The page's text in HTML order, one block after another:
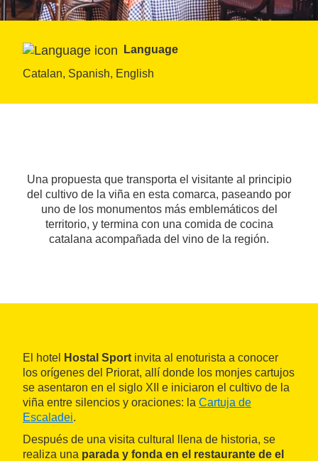
Language
Catalan, Spanish, English
Una propuesta que transporta el visitante al principio
del cultivo de la viña en esta comarca, paseando por
uno de los monumentos más emblemáticos del
territorio, y termina con una comida de cocina
catalana acompañada del vino de la región.
El hotel Hostal Sport invita al enoturista a conocer
los orígenes del Priorat, allí donde los monjes cartujos
se asentaron en el siglo XII e iniciaron el cultivo de la
viña entre silencios y oraciones: la Cartuja de
Escaladei.
Después de una visita cultural llena de historia, se
realiza una parada y fonda en el restaurante de el